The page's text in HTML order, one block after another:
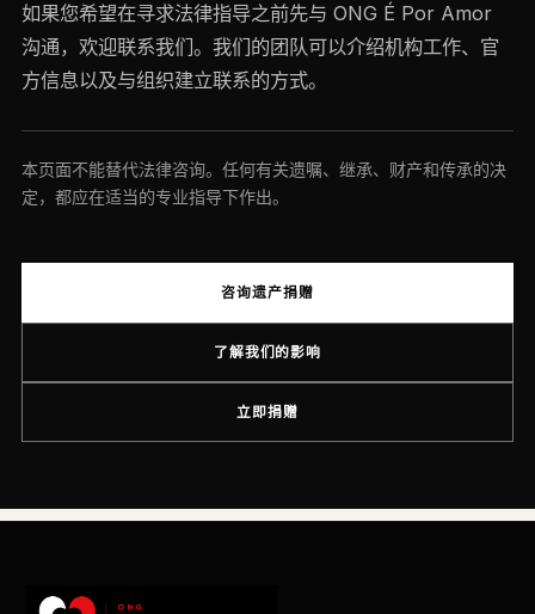
如果您希望在寻求法律指导之前先与 ONG É Por Amor
沟通，欢迎联系我们。我们的团队可以介绍机构工作、官
方信息以及与组织建立联系的方式。
本页面不能替代法律咨询。任何有关遗嘱、继承、财产和传承的决
定，都应在适当的专业指导下作出。
咨询遗产捐赠
了解我们的影响
立即捐赠